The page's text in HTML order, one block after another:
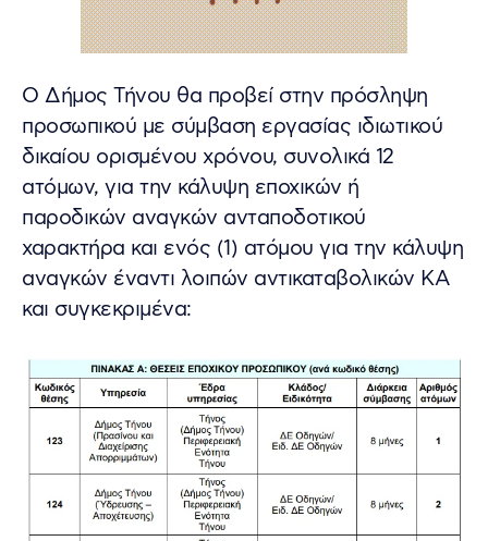
Ο Δήμος Τήνου θα προβεί στην πρόσληψη
προσωπικού με σύμβαση εργασίας ιδιωτικού
δικαίου ορισμένου χρόνου, συνολικά 12
ατόμων, για την κάλυψη εποχικών ή
παροδικών αναγκών ανταποδοτικού
χαρακτήρα και ενός (1) ατόμου για την κάλυψη
αναγκών έναντι λοιπών αντικαταβολικών ΚΑ
και συγκεκριμένα: